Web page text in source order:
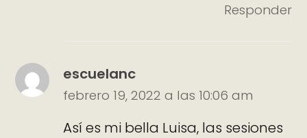
Responder
escuelanc
febrero 19, 2022 a las 10:06 am
Así es mi bella Luisa, las sesiones